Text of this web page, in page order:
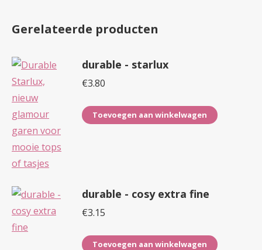
Gerelateerde producten
durable - starlux
€3.80
Toevoegen aan winkelwagen
durable - cosy extra fine
€3.15
Toevoegen aan winkelwagen